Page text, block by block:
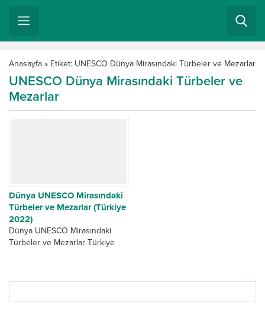
Anasayfa » Etiket: UNESCO Dünya Mirasındaki Türbeler ve Mezarlar
UNESCO Dünya Mirasındaki Türbeler ve
Mezarlar
Dünya UNESCO Mirasındaki
Türbeler ve Mezarlar (Türkiye
2022)
Dünya UNESCO Mirasındaki
Türbeler ve Mezarlar Türkiye